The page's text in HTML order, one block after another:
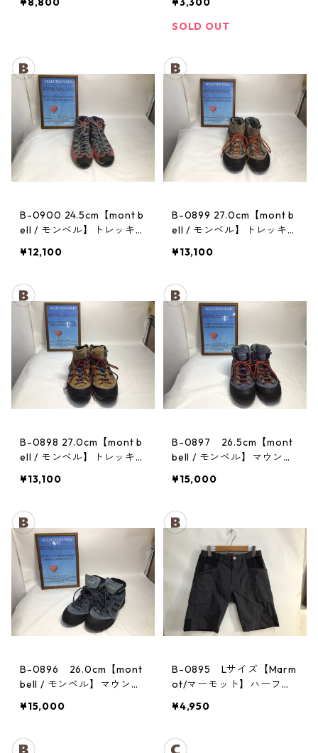
イル
SOLD OUT
B-0900 24.5cm【mont b
ell / モンベル】トレッキン
ルーザー レディースRDV
¥12,100
B-0899 27.0cm【mont b
ell / モンベル】トレッキン
ティトンブーツ メンズ TN
¥13,100
B-0898 27.0cm【mont b
ell / モンベル】トレッキン
ティトンブーツ メンズ GR
¥13,100
B-0897 26.5cm【mont
bell / モンベル】マウンテ
¥15,000
B-0896 26.0cm【mont
bell / モンベル】マウンテ
¥15,000
B-0895 Lサイズ【Marm
ot/マーモット】ハーフパ
Men's DGBK
¥4,950